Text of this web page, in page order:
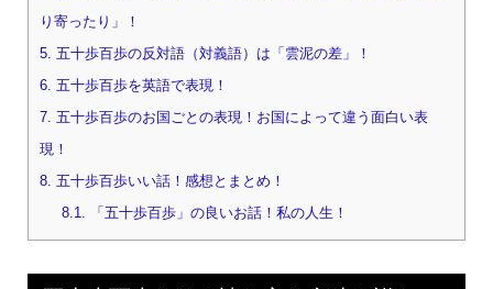
り寄ったり」！
5. 五十歩百歩の反対語（対義語）は「雲泥の差」！
6. 五十歩百歩を英語で表現！
7. 五十歩百歩のお国ごとの表現！お国によって違う面白い表
現！
8. 五十歩百歩いい話！感想とまとめ！
8.1. 「五十歩百歩」の良いお話！私の人生！